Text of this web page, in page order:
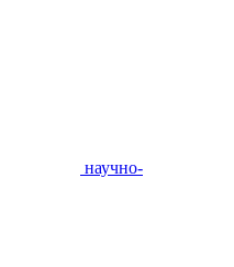
научно-